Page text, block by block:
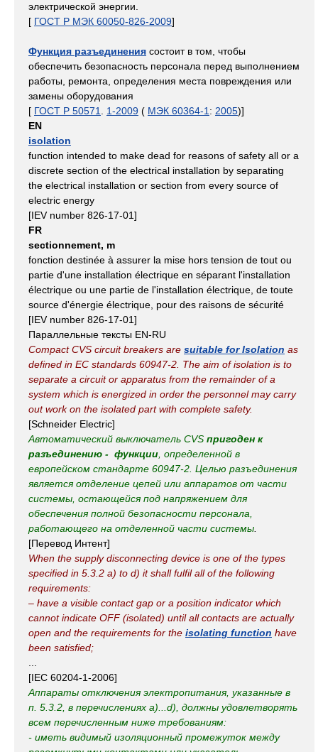
электрической энергии.
[ ГОСТ Р МЭК 60050-826-2009]
Функция разъединения состоит в том, чтобы
обеспечить безопасность персонала перед выполнением
работы, ремонта, определения места повреждения или
замены оборудования
[ ГОСТ Р 50571 1-2009 ( МЭК 60364-1 : 2005)]
EN
isolation
function intended to make dead for reasons of safety all or a
discrete section of the electrical installation by separating
the electrical installation or section from every source of
electric energy
[IEV number 826-17-01]
FR
sectionnement, m
fonction destinée à assurer la mise hors tension de tout ou
partie d'une installation électrique en séparant l'installation
électrique ou une partie de l'installation électrique, de toute
source d'énergie électrique, pour des raisons de sécurité
[IEV number 826-17-01]
Параллельные тексты EN-RU
Compact CVS circuit breakers are suitable for Isolation as
defined in EC standards 60947-2. The aim of isolation is to
separate a circuit or apparatus from the remainder of a
system which is energized in order the personnel may carry
out work on the isolated part with complete safety.
[Schneider Electric]
Автоматический выключатель CVS пригоден к
разъединению - функции , определенной в
европейском стандарте 60947-2. Целью разъединения
является отделение цепей или аппаратов от части
системы, остающейся под напряжением для
обеспечения полной безопасности персонала,
работающего на отделенной части системы
[Перевод Интент]
When the supply disconnecting device is one of the types
specified in 5.3.2 a) to d) it shall fulfil all of the following
requirements:
– have a visible contact gap or a position indicator which
cannot indicate OFF (isolated) until all contacts are actually
open and the requirements for the isolating function have
been satisfied;
[IEC 60204-1-2006]
Аппараты отключения электропитания, указанные в
п. 5.3.2, в перечислениях а)...d), должны удовлетворять
всем перечисленным ниже требованиям:
- иметь видимый изоляционный промежуток между